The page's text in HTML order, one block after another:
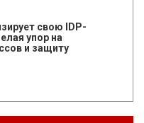
свою IDP-
упор на
и защиту